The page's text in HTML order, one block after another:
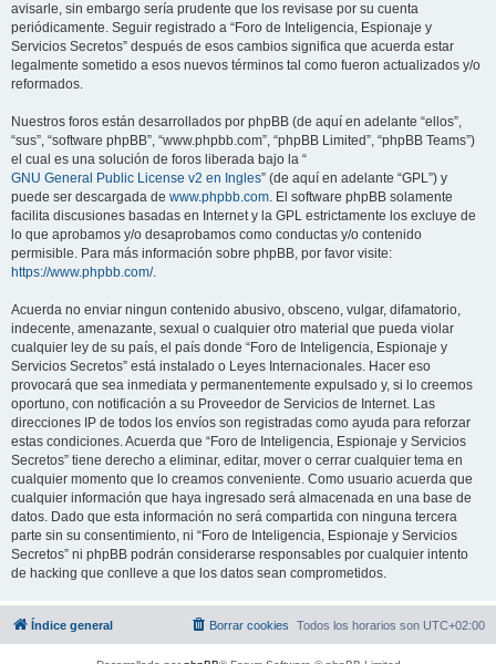
avisarle, sin embargo sería prudente que los revisase por su cuenta
periódicamente. Seguir registrado a “Foro de Inteligencia, Espionaje y
Servicios Secretos” después de esos cambios significa que acuerda estar
legalmente sometido a esos nuevos términos tal como fueron actualizados y/o
reformados.
Nuestros foros están desarrollados por phpBB (de aquí en adelante “ellos”,
“sus”, “software phpBB”, “www.phpbb.com”, “phpBB Limited”, “phpBB Teams”)
el cual es una solución de foros liberada bajo la “
GNU General Public License v2 en Ingles” (de aquí en adelante “GPL”) y
puede ser descargada de www.phpbb.com. El software phpBB solamente
facilita discusiones basadas en Internet y la GPL estrictamente los excluye de
lo que aprobamos y/o desaprobamos como conductas y/o contenido
permisible. Para más información sobre phpBB, por favor visite:
https://www.phpbb.com/.
Acuerda no enviar ningun contenido abusivo, obsceno, vulgar, difamatorio,
indecente, amenazante, sexual o cualquier otro material que pueda violar
cualquier ley de su país, el país donde “Foro de Inteligencia, Espionaje y
Servicios Secretos” está instalado o Leyes Internacionales. Hacer eso
provocará que sea inmediata y permanentemente expulsado y, si lo creemos
oportuno, con notificación a su Proveedor de Servicios de Internet. Las
direcciones IP de todos los envíos son registradas como ayuda para reforzar
estas condiciones. Acuerda que “Foro de Inteligencia, Espionaje y Servicios
Secretos” tiene derecho a eliminar, editar, mover o cerrar cualquier tema en
cualquier momento que lo creamos conveniente. Como usuario acuerda que
cualquier información que haya ingresado será almacenada en una base de
datos. Dado que esta información no será compartida con ninguna tercera
parte sin su consentimiento, ni “Foro de Inteligencia, Espionaje y Servicios
Secretos” ni phpBB podrán considerarse responsables por cualquier intento
de hacking que conlleve a que los datos sean comprometidos.
Índice general Todos los horarios son UTC+02:00
Borrar cookies